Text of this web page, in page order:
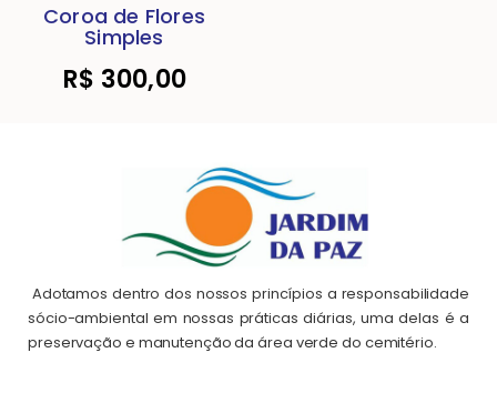
Coroa de Flores
Simples
R$ 300,00
Adotamos dentro dos nossos princípios a responsabilidade
sócio-ambiental em nossas práticas diárias, uma delas é a
preservação e manutenção da área verde do cemitério.